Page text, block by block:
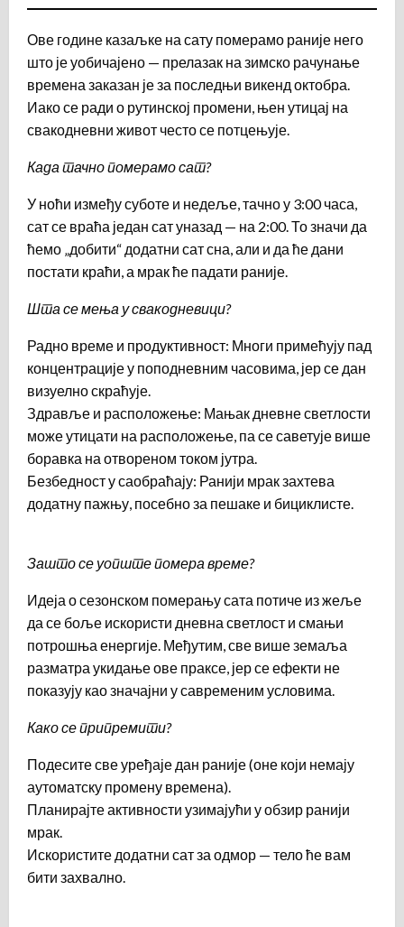
Ове године казаљке на сату померамо раније него
што је уобичајено — прелазак на зимско рачунање
времена заказан је за последњи викенд октобра.
Иако се ради о рутинској промени, њен утицај на
свакодневни живот често се потцењује.
Када тачно померамо сат?
У ноћи између суботе и недеље, тачно у 3:00 часа,
сат се враћа један сат уназад — на 2:00. То значи да
ћемо „добити“ додатни сат сна, али и да ће дани
постати краћи, а мрак ће падати раније.
Шта се мења у свакодневици?
Радно време и продуктивност: Многи примећују пад
концентрације у поподневним часовима, јер се дан
визуелно скраћује.
Здравље и расположење: Мањак дневне светлости
може утицати на расположење, па се саветује више
боравка на отвореном током јутра.
Безбедност у саобраћају: Ранији мрак захтева
додатну пажњу, посебно за пешаке и бициклисте.
Зашто се уопште помера време?
Идеја о сезонском померању сата потиче из жеље
да се боље искористи дневна светлост и смањи
потрошња енергије. Међутим, све више земаља
разматра укидање ове праксе, јер се ефекти не
показују као значајни у савременим условима.
Како се припремити?
Подесите све уређаје дан раније (оне који немају
аутоматску промену времена).
Планирајте активности узимајући у обзир ранији
мрак.
Искористите додатни сат за одмор — тело ће вам
бити захвално.